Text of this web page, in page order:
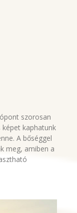
szorosan
kaphatunk
A bőséggel
meg, amiben a